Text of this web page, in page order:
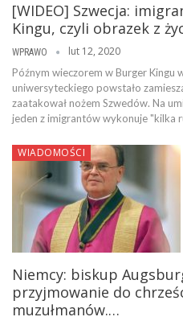
[WIDEO] Szwecja:
Kingu, czyli obrazek z
WPRAWO lut 12, 2020
Późnym wieczorem w Burger Kingu
uniwersyteckiego powstało
zaatakował nożem Szwedów. Na
jeden z imigrantów wykonuje "kilka
WIADOMOŚCI
Niemcy: biskup
przyjmowanie do
muzułmanów.…